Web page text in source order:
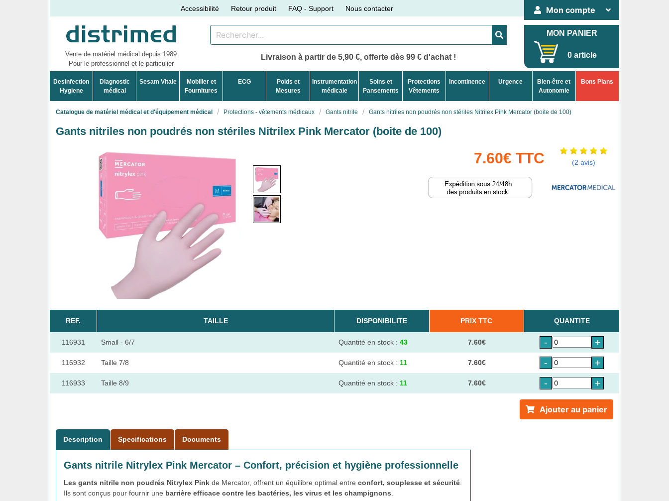
Accessibilité Retour produit FAQ - Support Nous contacter Mon compte
Vente de matériel médical depuis 1989
Pour le professionnel et le particulier
Livraison à partir de 5,90 €, offerte dès 99 € d'achat !
MON PANIER
0 article
Desinfection
Hygiene
Diagnostic
médical
Sesam Vitale
Mobilier et
Fournitures
ECG
Poids et
Mesures
Instrumentation
médicale
Soins et
Pansements
Protections
Vêtements
Incontinence Urgence
Bien-être et
Autonomie
Bons Plans
Catalogue de matériel médical et d'équipement médical Protections - vêtements médicaux Gants nitrile Gants nitriles non poudrés non stériles Nitrilex Pink Mercator (boite de 100)
Gants nitriles non poudrés non stériles Nitrilex Pink Mercator (boite de 100)
7.60€ TTC (2 avis)
REF. TAILLE DISPONIBILITE PRIX TTC QUANTITE
116931 Small - 6/7 Quantité en stock : 43 7.60€ - +
116932 Taille 7/8 Quantité en stock : 11 7.60€ - +
116933 Taille 8/9 Quantité en stock : 11 7.60€ - +
Ajouter au panier
Description Specifications Documents
Gants nitrile Nitrylex Pink Mercator – Confort, précision et hygiène professionnelle
Les gants nitrile non poudrés Nitrylex Pink de Mercator, offrent un équilibre optimal entre confort, souplesse et sécurité
Ils sont conçus pour fournir une barrière efficace contre les bactéries, les virus et les champignons